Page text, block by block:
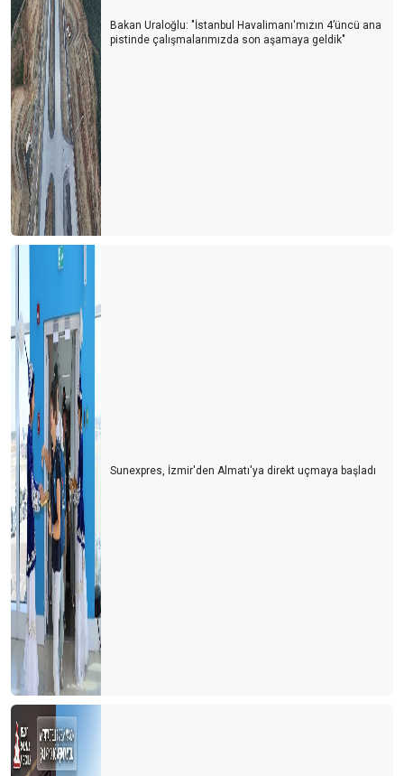
Bakan Uraloğlu: "İstanbul Havalimanı'mızın 4’üncü ana
pistinde çalışmalarımızda son aşamaya geldik"
Sunexpres, İzmir'den Almatı'ya direkt uçmaya başladı